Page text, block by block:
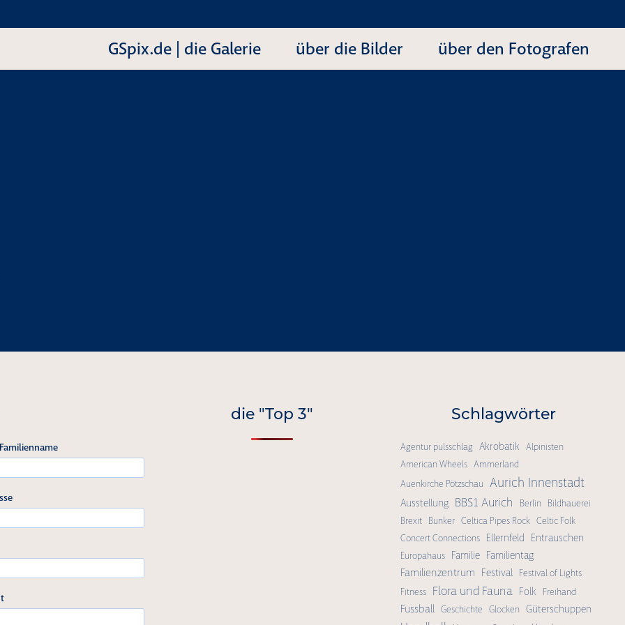
GSpix.de | die Galerie über die Bilder über den Fotografen
die "Top 3" Schlagwörter
Agentur pulsschlag Akrobatik Alpinisten
American Wheels Ammerland
Auenkirche Pötzschau Aurich Innenstadt
Ausstellung BBS1 Aurich Berlin
Bildhauerei
Brexit
Bunker Celtica Pipes Rock Celtic Folk
Concert Connections
Ellernfeld Entrauschen
Europahaus Familie Familientag
Familienzentrum Festival
Festival of Lights
Fitness
Flora und Fauna Folk Freihand
Fussball Geschichte Glocken Güterschuppen